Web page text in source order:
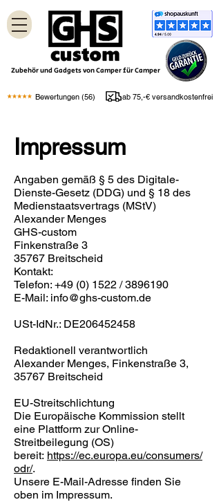
Zubehör und Gadgets von Camper für Camper
Bewertungen (56) ab 75,-€ versandkostenfrei
Impressum
Angaben gemäß § 5 des Digitale-
Dienste-Gesetz (DDG) und § 18 des
Medienstaatsvertrags (MStV)
Alexander Menges
GHS-custom
Finkenstraße 3
35767 Breitscheid
Kontakt:
Telefon: +49 (0) 1522/3896190
E-Mail: info@ghs-custom.de
USt-IdNr.: DE206452458
Redaktionell verantwortlich
Alexander Menges, Finkenstraße 3,
35767 Breitscheid
EU-Streitschlichtung
Die Europäische Kommission stellt
eine Plattform zur Online-
Streitbeilegung (OS)
bereit: https://ec.europa.eu/consumers/
odr/.
Unsere E-Mail-Adresse finden Sie
oben im Impressum.